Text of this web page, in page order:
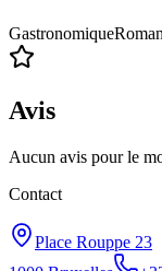
Gastronomique
Avis
Aucun avis pour le
Contact
Place Rouppe 23